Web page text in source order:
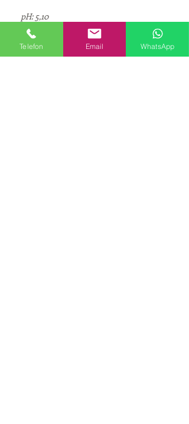
pH: 5,10
Görünüm: yumuşak ışıklar sarı krem
Viskozite (Brookfield, 20°C 20 rpm):
28000 mPas
Telefon Email WhatsApp